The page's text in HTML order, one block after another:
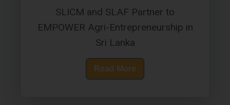
SLICM and SLAF Partner to
EMPOWER Agri-Entrepreneurship in
Sri Lanka
Read More